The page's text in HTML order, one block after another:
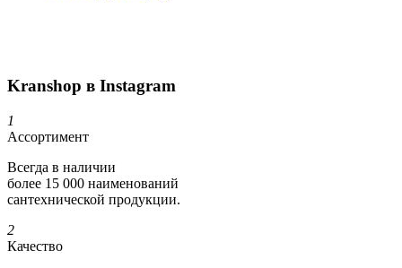
Kranshop в Instagram
1
Ассортимент
Всегда в наличии
более 15 000 наименований
сантехнической продукции.
2
Качество